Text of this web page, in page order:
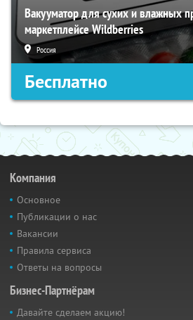
Вакууматор для сухих и влажных
маркетплейсе Wildberries
Россия
Бесплатно
Компания
Основное
Публикации о нас
Вакансии
Правила сервиса
Ответы на вопросы
Бизнес-Партнёрам
Давайте сделаем акцию!